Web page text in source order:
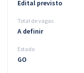
Atendimento
Edital previsto
Total de vagas
A definir
Estado
GO